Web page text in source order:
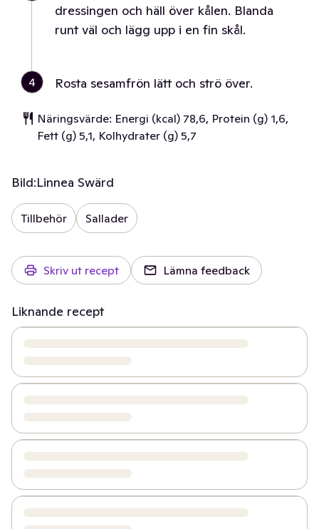
dressingen och häll över kålen. Blanda
runt väl och lägg upp i en fin skål.
4 Rosta sesamfrön lätt och strö över.
Näringsvärde: Energi (kcal) 78,6, Protein (g) 1,6,
Fett (g) 5,1, Kolhydrater (g) 5,7
Bild:Linnea Swärd
Tillbehör Sallader
Skriv ut recept Lämna feedback
Liknande recept